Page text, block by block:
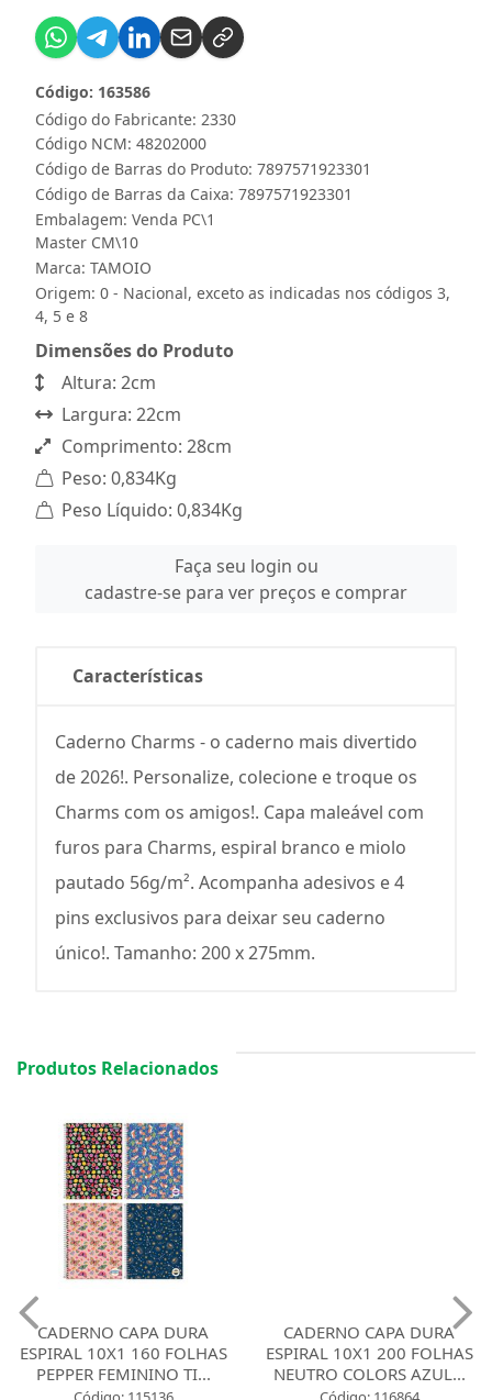
Código do Fabricante: 2330
Código: 163586
Código NCM: 48202000
Código de Barras do Produto: 7897571923301
Código de Barras da Caixa: 7897571923301
Embalagem: Venda PC\1
Master CM\10
Marca: TAMOIO
Origem: 0 - Nacional, exceto as indicadas nos códigos 3,
4, 5 e 8
Dimensões do Produto
Altura: 2cm
Largura: 22cm
Comprimento: 28cm
Peso: 0,834Kg
Peso Líquido: 0,834Kg
Faça seu login ou
cadastre-se para ver preços e comprar
Características
Caderno Charms - o caderno mais divertido
de 2026!. Personalize, colecione e troque os
Charms com os amigos!. Capa maleável com
furos para Charms, espiral branco e miolo
pautado 56g/m². Acompanha adesivos e 4
pins exclusivos para deixar seu caderno
único!. Tamanho: 200 x 275mm.
Produtos Relacionados
CADERNO CAPA DURA
ESPIRAL 10X1 160 FOLHAS
PEPPER FEMININO TI...
CADERNO CAPA DURA
ESPIRAL 10X1 200 FOLHAS
NEUTRO COLORS AZUL...